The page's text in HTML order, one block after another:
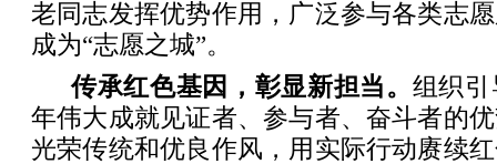
老同志发挥优势作用，广泛参与各类志
成为“志愿之城”。
传承红色基因，彰显新担当。 组织
年伟大成就见证者、参与者、奋斗者的
光荣传统和优良作风，用实际行动赓续